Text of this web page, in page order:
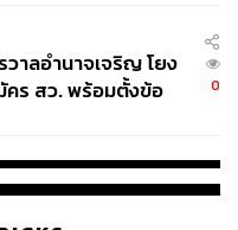
ล้วมองไปยังคนที่อยู่ใน
เหมือนกัน เราไม่ควร
ำลังคิดฆ่าตัวตายคือ
าลอำนาจเจริญ โยง
คร สว. พร้อมตั้งข้อ
0